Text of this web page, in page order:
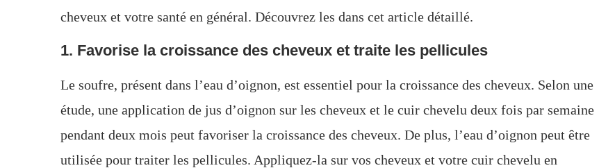
cheveux et votre santé en général. Découvrez les dans cet article détaillé.
1. Favorise la croissance des cheveux et traite les pellicules
Le soufre, présent dans l’eau d’oignon, est essentiel pour la croissance des cheveux. Selon une
étude, une application de jus d’oignon sur les cheveux et le cuir chevelu deux fois par semaine
pendant deux mois peut favoriser la croissance des cheveux. De plus, l’eau d’oignon peut être
utilisée pour traiter les pellicules. Appliquez-la sur vos cheveux et votre cuir chevelu en